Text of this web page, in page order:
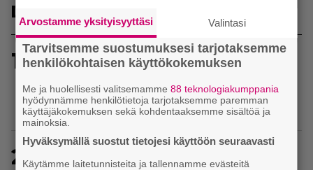
Luetuimmat
1
Sony on keskustellut jälleenmyyjien kanssa
levyttömyyteen siirtymisestä – Yhdysvalloissa
pelejä myydään latauskoodin sisältävissä
koteloissa
2
Arvostamme yksityisyyttäsi Valintasi
Tarvitsemme suostumuksesi tarjotaksemme
henkilökohtaisen käyttökokemuksen
Me ja huolellisesti valitsemamme88 teknologiakumppania
hyödynnämme henkilötietoja tarjotaksemme paremman
käyttäjäkokemuksen sekä kohdentaaksemme sisältöä ja
mainoksia.
Hyväksymällä suostut tietojesi käyttöön seuraavasti
Käytämme laitetunnisteita ja tallennamme evästeitä